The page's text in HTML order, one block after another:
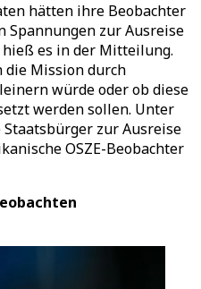
hätten ihre Beobachter
Spannungen zur Ausreise
es in der Mitteilung.
die Mission durch
würde oder ob diese
werden sollen. Unter
zur Ausreise
OSZE-Beobachter